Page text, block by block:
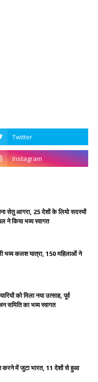
सेतु आगरा, 25 देशों के लियो सदस्यों
किया भव्य स्वागत
भव्य कलश यात्रा, 150 महिलाओं ने
को मिला नया उत्साह, पूर्व
समिति का भव्य स्वागत
करने में जुटा भारत, 11 देशों से हुआ